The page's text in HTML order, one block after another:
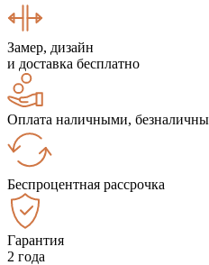
Замер, дизайн
и доставка бесплатно
Оплата наличными,
Беспроцентная рассрочка
Гарантия
2 года